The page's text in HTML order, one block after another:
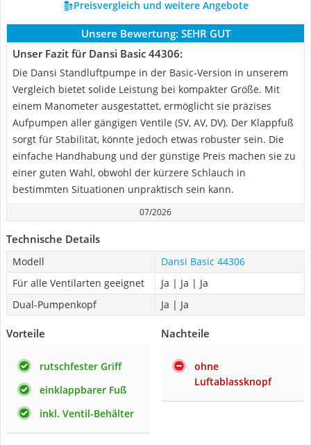
Preisvergleich und weitere Angebote
Unsere Bewertung: SEHR GUT
Unser Fazit für Dansi Basic 44306:
Die Dansi Standluftpumpe in der Basic-Version in unserem
Vergleich bietet solide Leistung bei kompakter Größe. Mit
einem Manometer ausgestattet, ermöglicht sie präzises
Aufpumpen aller gängigen Ventile (SV, AV, DV). Der Klappfuß
sorgt für Stabilität, könnte jedoch etwas robuster sein. Die
einfache Handhabung und der günstige Preis machen sie zu
einer guten Wahl, obwohl der kürzere Schlauch in
bestimmten Situationen unpraktisch sein kann.
07/2026
Technische Details
Modell
Dansi Basic 44306
Für alle Ventilarten geeignet
Ja | Ja | Ja
Dual-Pumpenkopf
Ja | Ja
Vorteile
rutschfester Griff
einklappbarer Fuß
inkl. Ventil-Behälter
Nachteile
ohne
Luftablassknopf